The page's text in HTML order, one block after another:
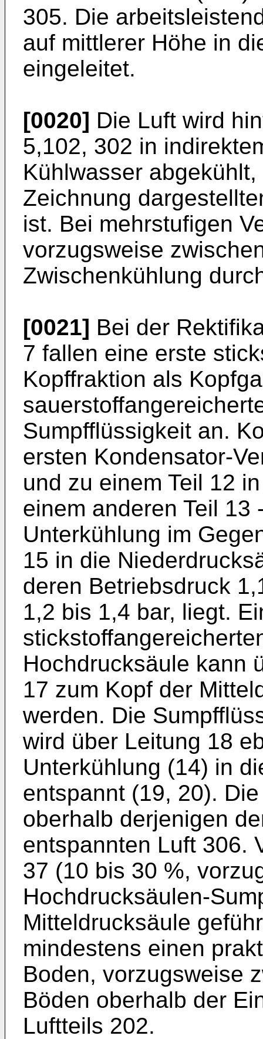
305. Die
auf mittlerer Höhe in
eingeleitet.
[0020] Die Luft wird
5,102, 302 in
Kühlwasser
Zeichnung
ist. Bei mehrstufigen
vorzugsweise
Zwischenkühlung
[0021] Bei der
7 fallen eine erste
Kopffraktion als
Sumpfflüssigkeit an.
ersten Kondensator-
und zu einem Teil 12
einem anderen Teil
Unterkühlung im
15 in die
deren Betriebsdruck
1,2 bis 1,4 bar, liegt.
Hochdrucksäule kann
17 zum Kopf der
werden. Die
wird über Leitung 18
Unterkühlung (14) in
entspannt (19, 20).
oberhalb derjenigen
entspannten Luft 306.
37 (10 bis 30 %,
Hochdrucksäulen-
Mitteldrucksäule
mindestens einen
Boden, vorzugsweise
Böden oberhalb der
Luftteils 202.